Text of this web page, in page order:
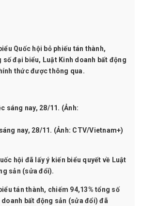
Quốc hội bỏ phiếu tán thành,
số đại biểu, Luật Kinh doanh bất động
thức được thông qua.
nay, 28/11. (Ảnh: CTV/Vietnam+)
hội đã lấy ý kiến biểu quyết về Luật
sản (sửa đổi).
tán thành, chiếm 94,13% tổng số
bất động sản (sửa đổi) đã